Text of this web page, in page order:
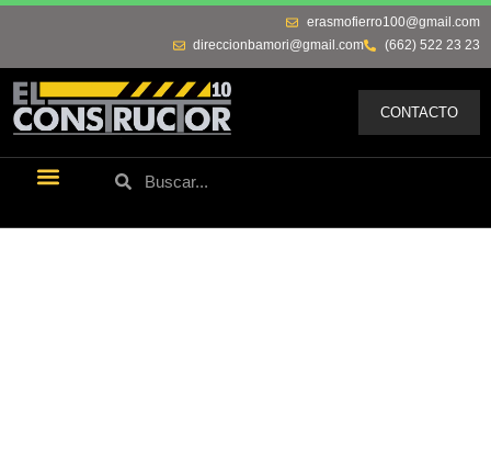
(662) 522 23 23
direccionbamori@gmail.com
erasmofierro100@gmail.com
CONTACTO